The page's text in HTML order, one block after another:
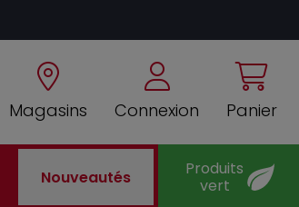
Magasins Connexion Panier
Nouveautés
Produits
vert